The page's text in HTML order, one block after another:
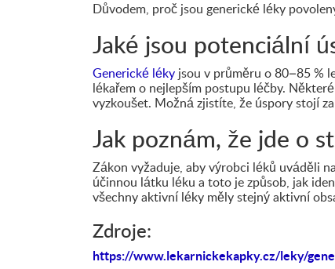
Důvodem, proč jsou generické léky
Jaké jsou potenciální
Generické léky jsou v průměru o 80–85 %
lékařem o nejlepším postupu léčby.
vyzkoušet. Možná zjistíte, že úspory stojí
Jak poznám, že jde o
Zákon vyžaduje, aby výrobci léků uváděli
účinnou látku léku a toto je způsob, jak
všechny aktivní léky měly stejný aktivní
Zdroje:
https://www.lekarnickekapky.cz/leky/